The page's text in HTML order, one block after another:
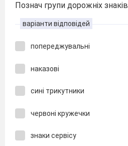
Познач групи дорожніх знаків
варіанти відповідей
попереджувальні
наказові
сині трикутники
червоні кружечки
знаки сервісу